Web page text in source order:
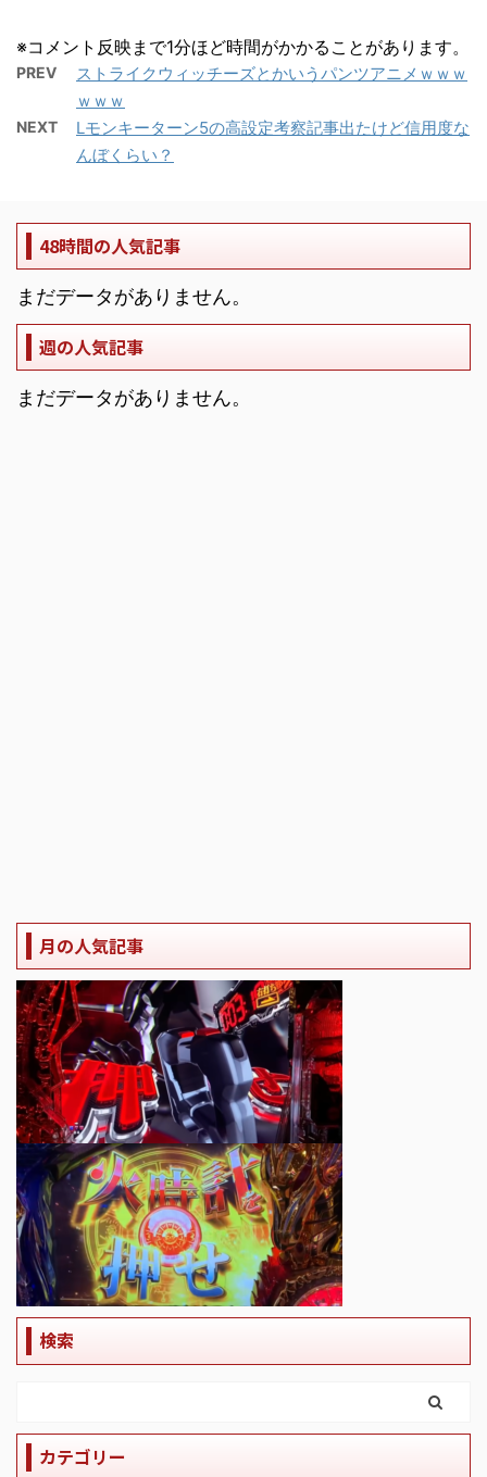
※コメント反映まで1分ほど時間がかかることがあります。
PREV
ストライクウィッチーズとかいうパンツアニメｗｗｗ
ｗｗｗ
NEXT
Lモンキーターン5の高設定考察記事出たけど信用度な
んぼくらい？
48時間の人気記事
まだデータがありません。
週の人気記事
まだデータがありません。
月の人気記事
検索
カテゴリー